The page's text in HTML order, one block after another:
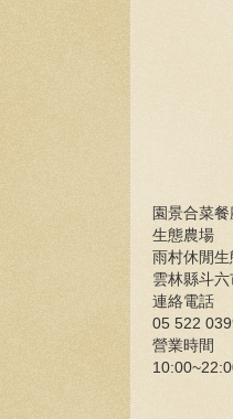
園景合菜餐
生態農場
雨村休閒
雲林縣斗
連絡電話
05 522
營業時間